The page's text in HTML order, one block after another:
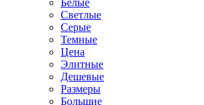
Белые
Светлые
Серые
Темные
Цена
Элитные
Дешевые
Размеры
Большие